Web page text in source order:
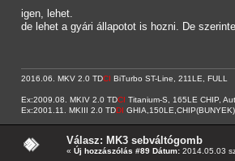
igen, lehet.
de lehet a gyári állapotot is hozni. De
2016.06. MKV 2.0 TDCI BiTurbo ST-Line, 211LE, FULL
Ex:2009.08. MKIV 2.0 TDCI Titanium-S, 165LE CHIP,
Ex:2001.11. MKIII 2.0 TDDI
Válasz: MK3 sebváltógomb
« Új hozzászólás #89 Dátum: 2014.05.03